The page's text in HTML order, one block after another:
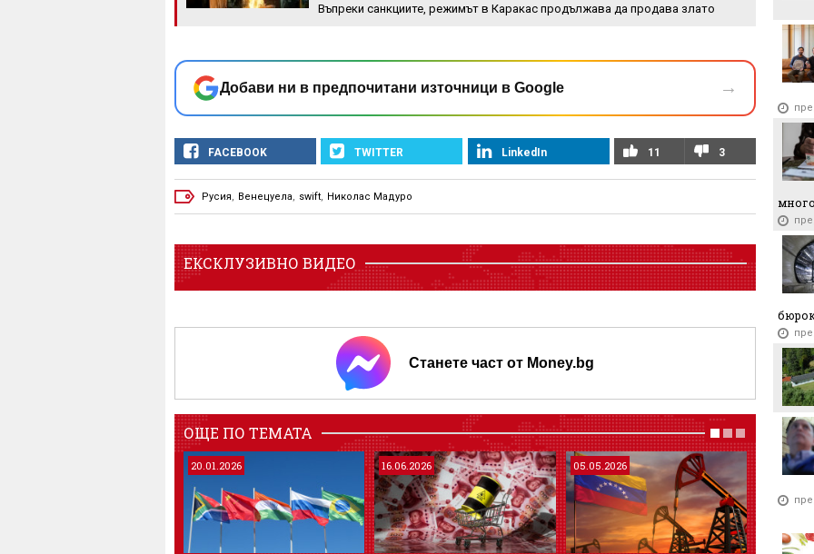
Въпреки санкциите, режимът в Каракас продължава да продава злато
Добави ни в предпочитани източници в Google →
FACEBOOK TWITTER LinkedIn 11 3
Русия, Венецуела, swift, Николас Мадуро
ЕКСКЛУЗИВНО ВИДЕО
Станете част от Money.bg
ОЩЕ ПО ТЕМАТА
20.01.2026 16.06.2026 05.05.2026